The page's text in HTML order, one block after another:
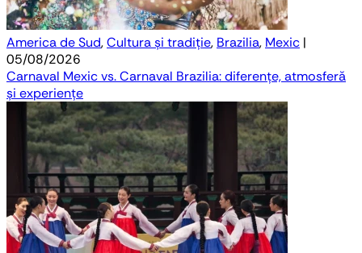
America de Sud,Cultura și tradiție, Brazilia, Mexic |
05/08/2026
Carnaval Mexic vs. Carnaval Brazilia: diferențe, atmosferă
și experiențe